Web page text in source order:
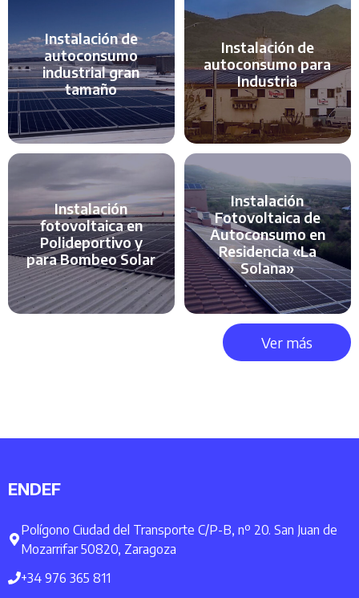
Instalación de
autoconsumo
industrial gran
tamaño
Instalación de
autoconsumo para
Industria
Instalación
fotovoltaica en
Polideportivo y
para Bombeo Solar
Instalación
Fotovoltaica de
Autoconsumo en
Residencia «La
Solana»
Ver más
ENDEF
Polígono Ciudad del Transporte C/P-B, nº 20. San Juan de
Mozarrifar 50820, Zaragoza
+34 976 365 811